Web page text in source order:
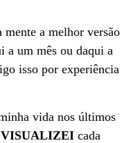
mente a melhor versão
a um mês ou daqui a
isso por experiência
vida nos últimos
VISUALIZEI cada